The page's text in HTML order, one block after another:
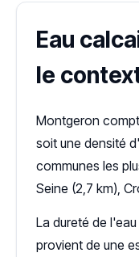
Eau
le
Montgeron
soit une densité
communes les
Seine (2,7 km),
La dureté de
provient de une